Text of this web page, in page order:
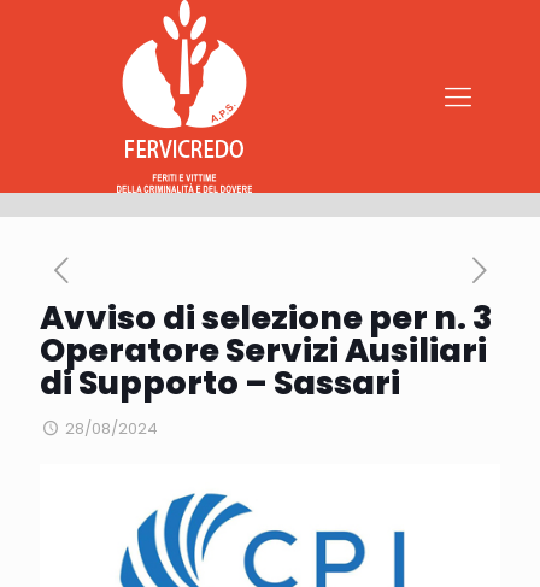
Avviso di selezione per n. 3
Operatore Servizi Ausiliari
di Supporto – Sassari
28/08/2024